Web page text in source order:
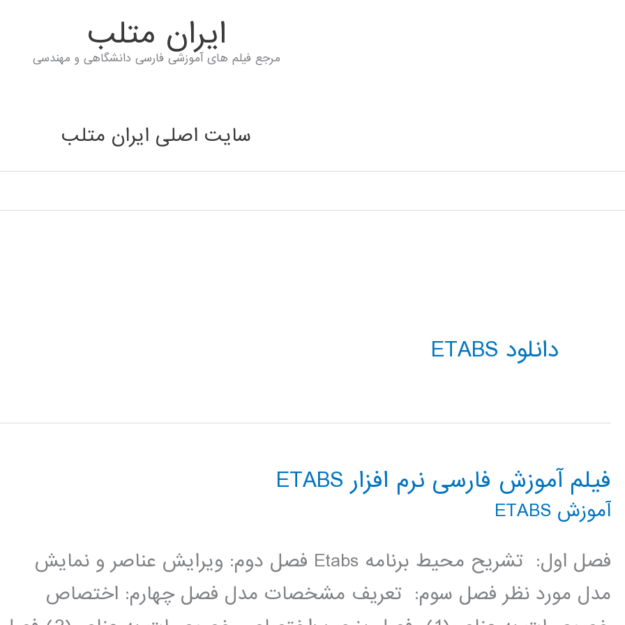
ايران متلب
مرجع فیلم های آموزشی فارسی دانشگاهی و مهندسی
سایت اصلی ایران متلب
دانلود ETABS
فیلم آموزش فارسی نرم افزار ETABS
آموزش ETABS
فصل اول: تشریح محیط برنامه Etabs فصل دوم: ویرایش عناصر و نمایش
مدل مورد نظر فصل سوم: تعریف مشخصات مدل فصل چهارم: اختصاص